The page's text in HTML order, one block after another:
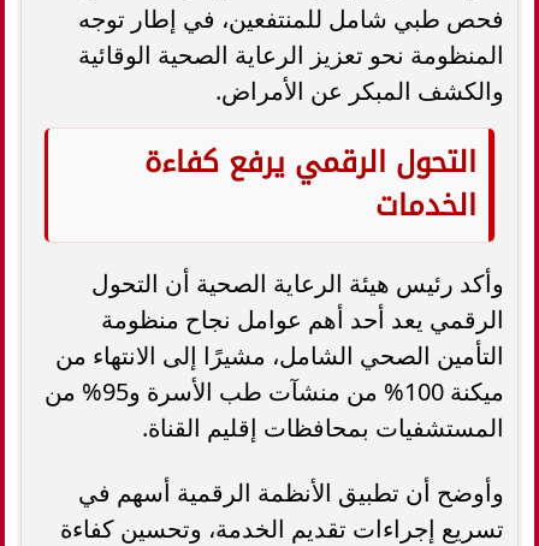
فحص طبي شامل للمنتفعين، في إطار توجه
المنظومة نحو تعزيز الرعاية الصحية الوقائية
والكشف المبكر عن الأمراض.
التحول الرقمي يرفع كفاءة
الخدمات
وأكد رئيس هيئة الرعاية الصحية أن التحول
الرقمي يعد أحد أهم عوامل نجاح منظومة
التأمين الصحي الشامل، مشيرًا إلى الانتهاء من
ميكنة 100% من منشآت طب الأسرة و95% من
المستشفيات بمحافظات إقليم القناة.
وأوضح أن تطبيق الأنظمة الرقمية أسهم في
تسريع إجراءات تقديم الخدمة، وتحسين كفاءة